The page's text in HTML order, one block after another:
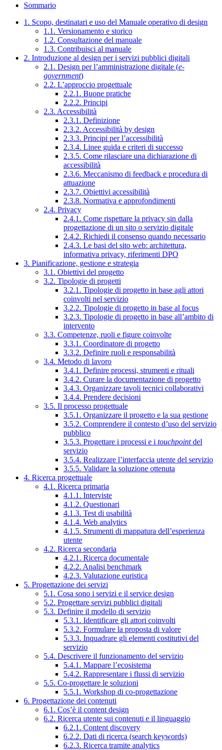
Sommario
1. Scopo, destinatari e uso del Manuale operativo di design
1.1. Versionamento e storico
1.2. Consultazione del manuale
1.3. Contribuisci al manuale
2. Introduzione al design per i servizi pubblici digitali
2.1. Design per l’amministrazione digitale (e-
government)
2.2. L’approccio progettuale
2.2.1. Buone pratiche
2.2.2. Principi
2.3. Accessibilità
2.3.1. Definizione
2.3.2. Accessibilità by design
2.3.3. Principi per l’accessibilità
2.3.4. Linee guida e criteri di successo
2.3.5. Come rilasciare una dichiarazione di
accessibilità
2.3.6. Meccanismo di feedback e procedura di
attuazione
2.3.7. Obiettivi accessibilità
2.3.8. Normativa e approfondimenti
2.4. Privacy
2.4.1. Come rispettare la privacy sin dalla
progettazione di un sito o servizio digitale
2.4.2. Richiedi il consenso quando necessario
2.4.3. Le basi del sito web: architettura,
informativa privacy, riferimenti DPO
3. Pianificazione, gestione e strategia
3.1. Obiettivi del progetto
3.2. Tipologie di progetti
3.2.1. Tipologie di progetto in base agli attori
coinvolti nel servizio
3.2.2. Tipologie di progetto in base al focus
3.2.3. Tipologie di progetto in base all’ambito di
intervento
3.3. Competenze, ruoli e figure coinvolte
3.3.1. Coordinatore di progetto
3.3.2. Definire ruoli e responsabilità
3.4. Metodo di lavoro
3.4.1. Definire processi, strumenti e rituali
3.4.2. Curare la documentazione di progetto
3.4.3. Organizzare tavoli tecnici collaborativi
3.4.4. Prendere decisioni
3.5. Il processo progettuale
3.5.1. Organizzare il progetto e la sua gestione
3.5.2. Comprendere il contesto d’uso del servizio
pubblico
3.5.3. Progettare i processi e i touchpointdel
servizio
3.5.4. Realizzare l’interfaccia utente del servizio
3.5.5. Validare la soluzione ottenuta
4. Ricerca progettuale
4.1. Ricerca primaria
4.1.1. Interviste
4.1.2. Questionari
4.1.3. Test di usabilità
4.1.4. Web analytics
4.1.5. Strumenti di mappatura dell’esperienza
utente
4.2. Ricerca secondaria
4.2.1. Ricerca documentale
4.2.2. Analisi benchmark
4.2.3. Valutazione euristica
5. Progettazione dei servizi
5.1. Cosa sono i servizi e il service design
5.2. Progettare servizi pubblici digitali
5.3. Definire il modello di servizio
5.3.1. Identificare gli attori coinvolti
5.3.2. Formulare la proposta di valore
5.3.3. Inquadrare gli elementi costitutivi del
servizio
5.4. Descrivere il funzionamento del servizio
5.4.1. Mappare l’ecosistema
5.4.2. Rappresentare i flussi di servizio
5.5. Co-progettare le soluzioni
5.5.1. Workshop di co-progettazione
6. Progettazione dei contenuti
6.1. Cos’è il content design
6.2. Ricerca utente sui contenuti e il linguaggio
6.2.1. Content discovery
6.2.2. Dati di ricerca (search keywords)
6.2.3. Ricerca tramite analytics